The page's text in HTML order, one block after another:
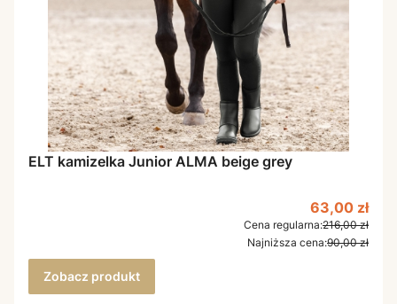
ELT kamizelka Junior ALMA beige grey
Cena
63,00 zł
Cena regularna:216,00 zł
Najniższa cena:90,00 zł
Zobacz produkt